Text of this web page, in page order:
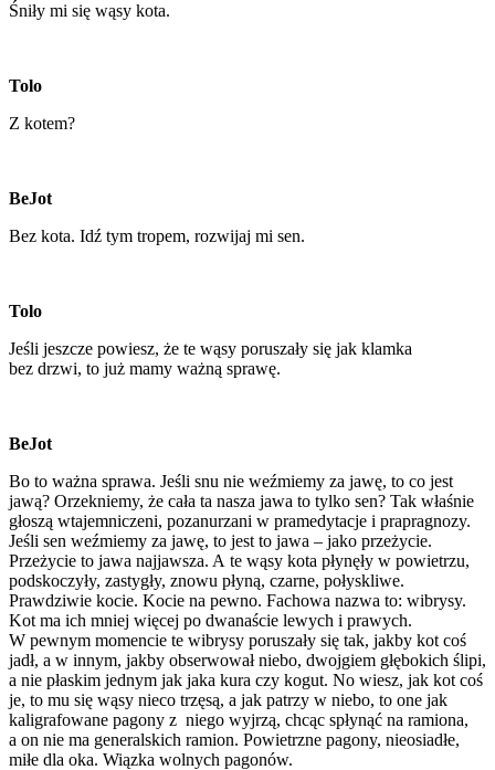
Śniły mi się wąsy kota.
Tolo
Z kotem?
BeJot
Bez kota. Idź tym tropem, rozwijaj mi sen.
Tolo
Jeśli jeszcze powiesz, że te wąsy poruszały się jak klamka
bez drzwi, to już mamy ważną sprawę.
BeJot
Bo to ważna sprawa. Jeśli snu nie weźmiemy za jawę, to co jest
jawą? Orzekniemy, że cała ta nasza jawa to tylko sen? Tak właśnie
głoszą wtajemniczeni, pozanurzani w pramedytacje i prapragnozy.
Jeśli sen weźmiemy za jawę, to jest to jawa – jako przeżycie.
Przeżycie to jawa najjawsza. A te wąsy kota płynęły w powietrzu,
podskoczyły, zastygły, znowu płyną, czarne, połyskliwe.
Prawdziwie kocie. Kocie na pewno. Fachowa nazwa to: wibrysy.
Kot ma ich mniej więcej po dwanaście lewych i prawych.
W pewnym momencie te wibrysy poruszały się tak, jakby kot coś
jadł, a w innym, jakby obserwował niebo, dwojgiem głębokich ślipi,
a nie płaskim jednym jak jaka kura czy kogut. No wiesz, jak kot coś
je, to mu się wąsy nieco trzęsą, a jak patrzy w niebo, to one jak
kaligrafowane pagony z niego wyjrzą, chcąc spłynąć na ramiona,
a on nie ma generalskich ramion. Powietrzne pagony, nieosiadłe,
miłe dla oka. Wiązka wolnych pagonów.